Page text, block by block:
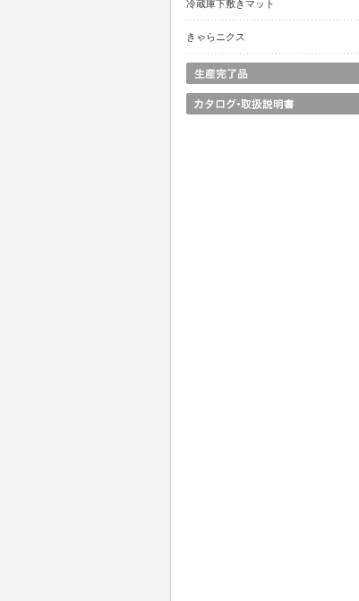
冷蔵庫下敷きマット
きゃらニクス